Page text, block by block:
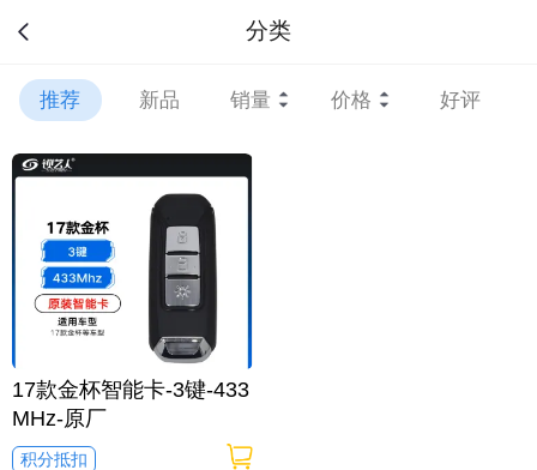
分类
推荐 新品 销量 价格 好评
17款金杯智能卡-3键-433
MHz-原厂
积分抵扣